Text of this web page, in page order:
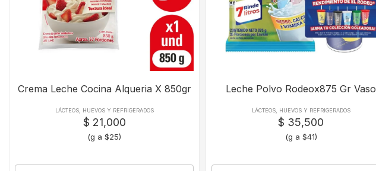
Crema Leche Cocina Alqueria X 850gr
LÁCTEOS, HUEVOS Y REFRIGERADOS
$ 21,000
(g a $25)
Leche Polvo Rodeox875 Gr Vaso
LÁCTEOS, HUEVOS Y REFRIGERADOS
$ 35,500
(g a $41)